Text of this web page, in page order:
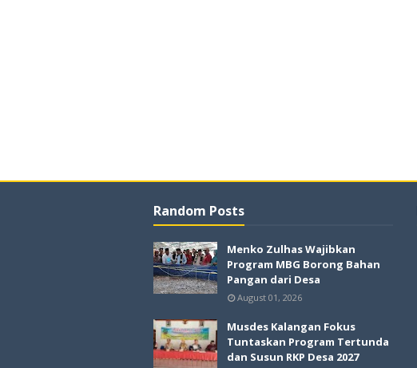
Random Posts
Menko Zulhas Wajibkan
Program MBG Borong Bahan
Pangan dari Desa
August 01, 2026
Musdes Kalangan Fokus
Tuntaskan Program Tertunda
dan Susun RKP Desa 2027